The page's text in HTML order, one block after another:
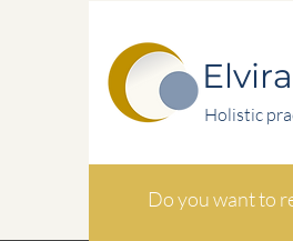
Holistic
Do you want to